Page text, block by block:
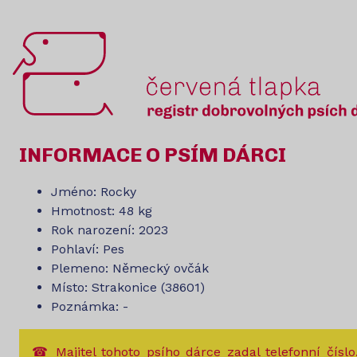
INFORMACE O PSÍM DÁRCI
Jméno: Rocky
Hmotnost: 48 kg
Rok narození: 2023
Pohlaví: Pes
Plemeno: Německý ovčák
Místo: Strakonice (38601)
Poznámka: -
☎ Majitel tohoto psího dárce zadal telefonní